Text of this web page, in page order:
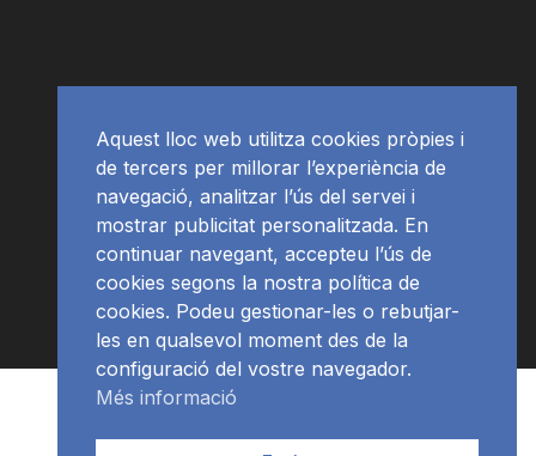
RàdioNews
Aquest lloc web utilitza cookies pròpies i
de tercers per millorar l’experiència de
navegació, analitzar l’ús del servei i
mostrar publicitat personalitzada. En
continuar navegant, accepteu l’ús de
cookies segons la nostra política de
cookies. Podeu gestionar-les o rebutjar-
les en qualsevol moment des de la
configuració del vostre navegador.
Més informació